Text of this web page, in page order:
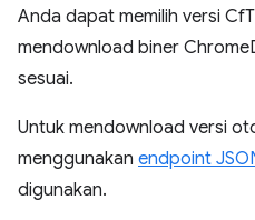
Anda dapat memilih versi
mendownload biner
sesuai.
Untuk mendownload versi
menggunakan endpoint
digunakan.